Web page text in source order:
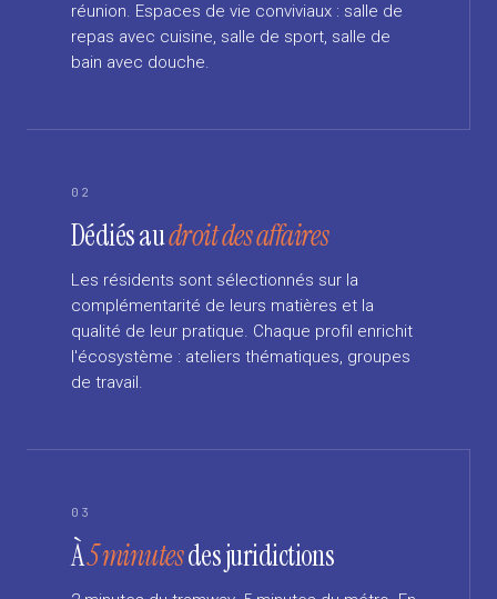
réunion. Espaces de vie conviviaux : salle de
repas avec cuisine, salle de sport, salle de
bain avec douche.
02
Dédiés audroit des affaires
Les résidents sont sélectionnés sur la
complémentarité de leurs matières et la
qualité de leur pratique. Chaque profil enrichit
l'écosystème : ateliers thématiques, groupes
de travail.
03
À5 minutesdes juridictions